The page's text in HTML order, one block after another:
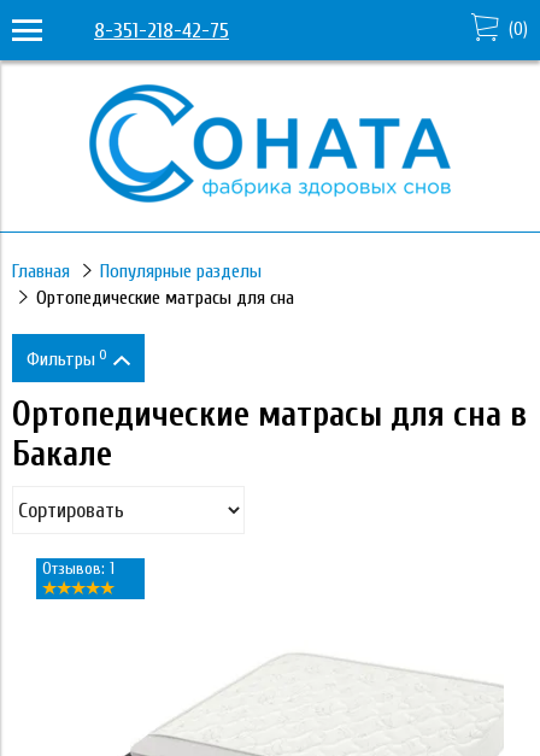
8-351-218-42-75 (0)
Главная
Популярные разделы
Ортопедические матрасы для сна
Фильтры 0
Цена
кокосовая койра
Ортопедические матрасы для сна в
Бакале
Отзывов: 1